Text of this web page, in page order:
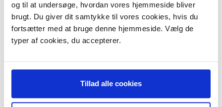
og til at undersøge, hvordan vores hjemmeside bliver
brugt. Du giver dit samtykke til vores cookies, hvis du
fortsætter med at bruge denne hjemmeside. Vælg de
typer af cookies, du accepterer.
Tillad alle cookies